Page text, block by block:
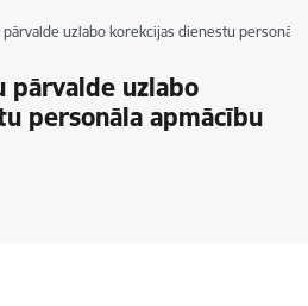
uzlabo korekcijas dienestu personāla
pārvalde uzlabo
personāla apmācību